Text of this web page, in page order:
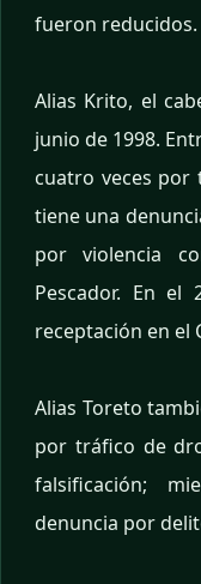
fueron reducidos.
Alias Krito, el
junio de 1998.
cuatro veces por
tiene una
por violencia
Pescador. En
receptación en el
Alias Toreto
por tráfico de
falsificación;
denuncia por